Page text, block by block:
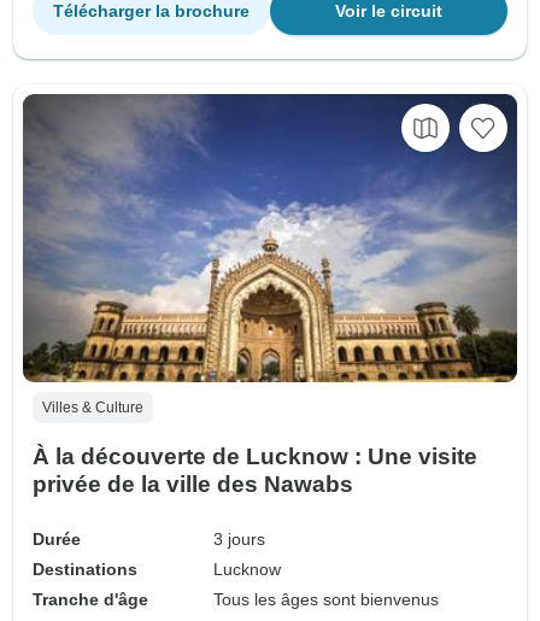
Voir le circuit
Télécharger la brochure
Villes & Culture
À la découverte de Lucknow : Une visite
privée de la ville des Nawabs
Durée
3 jours
Destinations
Lucknow
Tranche d'âge
Tous les âges sont bienvenus